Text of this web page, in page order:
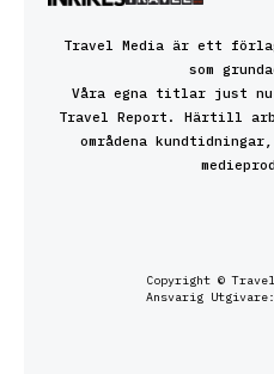
Travel Media är ett
som
Våra egna titlar just nu
Travel Report. Härtill
områdena
Copyright ©
Ansvarig